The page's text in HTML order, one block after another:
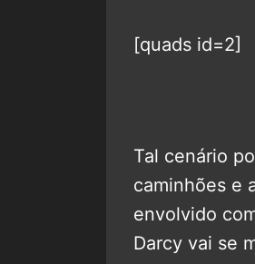
[quads id=2]
Tal cenário
caminhões e
envolvido
Darcy vai se